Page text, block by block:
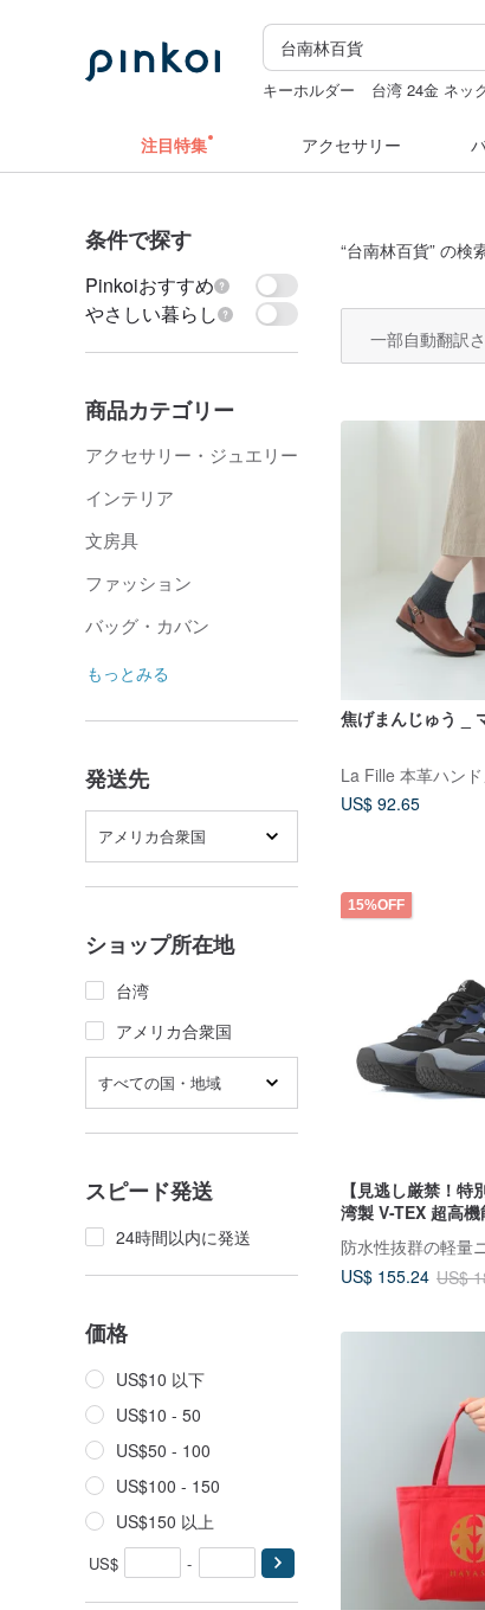
キーホルダー 台湾 24金 ネッ
注目特集 アクセサリー
条件で探す
Pinkoiおすすめ
やさしい暮らし
商品カテゴリー
アクセサリー・ジュエリー
インテリア
文房具
ファッション
バッグ・カバン
もっとみる
発送先
アメリカ合衆国
ショップ所在地
台湾
アメリカ合衆国
すべての国・地域
スピード発送
24時間以内に発送
価格
US$10 以下
US$10 - 50
US$50 - 100
US$100 - 150
US$150 以上
US$ -
“台南林百貨” の検
一部自動翻訳
焦げまんじゅう _
La Fille 本革ハン
US$ 92.65
15%OFF
【見逃し厳禁！特
湾製 V-TEX 超高
特別価格品のため
US$ 155.24 US$